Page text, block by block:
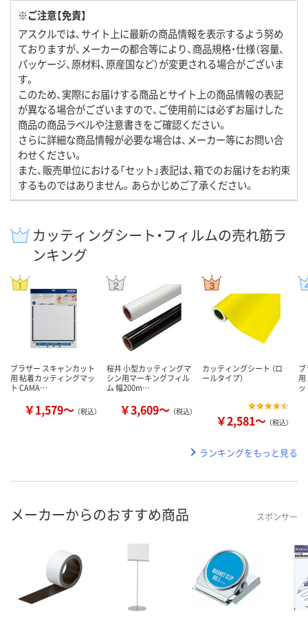
※ご注意【免責】
アスクルでは、サイト上に最新の商品情報を表示するよう努め
ておりますが、メーカーの都合等により、商品規格・仕様（容量、
パッケージ、原材料、原産国など）が変更される場合がございま
す。
このため、実際にお届けする商品とサイト上の商品情報の表記
が異なる場合がございますので、ご使用前には必ずお届けした
商品の商品ラベルや注意書きをご確認ください。
さらに詳細な商品情報が必要な場合は、メーカー等にお問い合
わせください。
また、販売単位における「セット」表記は、箱でのお届けをお約束
するものではありません。あらかじめご了承ください。
カッティングシート・フィルムの売れ筋ラ
ンキング
ブラザー スキャンカット
用 粘着カッティングマッ
ト CAMA…
￥1,579～ （税込）
桜井 小型カッティングマ
シン用マーキングフィル
ム 幅200m…
￥3,609～ （税込）
カッティングシート （ロ
ールタイプ）
￥2,581～ （税込）
ランキングをもっと見る
メーカーからのおすすめ商品 スポンサー